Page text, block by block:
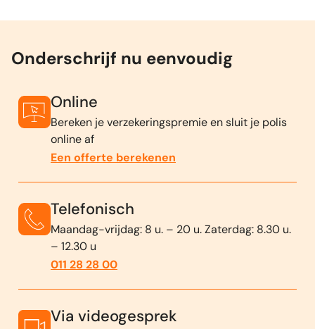
Onderschrijf nu eenvoudig
Online
Bereken je verzekeringspremie en sluit je polis
online af
Een offerte berekenen
Telefonisch
Maandag-vrijdag: 8 u. – 20 u. Zaterdag: 8.30 u.
– 12.30 u
011 28 28 00
Via videogesprek